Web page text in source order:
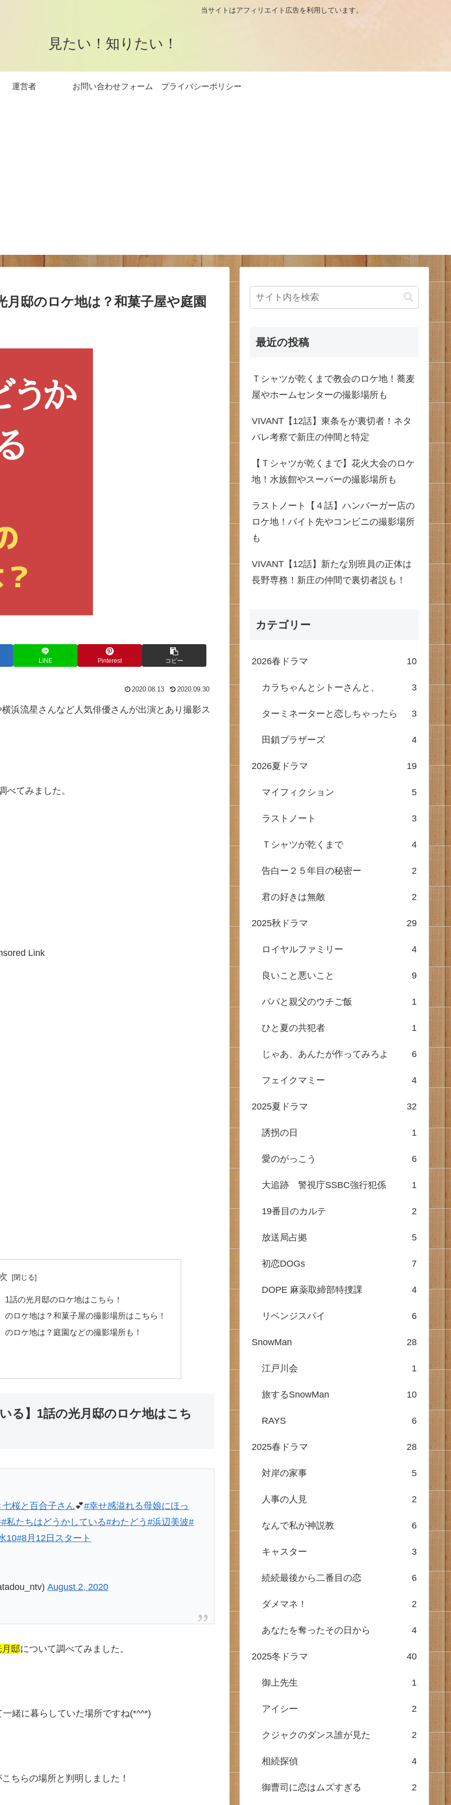
です。 当サイトはアフィリエイト広告を利用しています。
見たい！知りたい！
運営者 お問い合わせフォーム プライバシーポリシー
邸のロケ地は？和菓子屋や庭園
LINE Pinterest コピー
2020.08.13 2020.09.30
浜流星さんなど人気俳優さんが出演とあり撮影ス
べてみました。
Link
話の光月邸のロケ地はこちら！
ロケ地は？和菓子屋の撮影場所はこちら！
ロケ地は？庭園などの撮影場所も！
る】1話の光月邸のロケ地はこち
七桜と百合子さん💕#幸せ感溢れる母娘にほっ
#私たちはどうかしている#わたどう#浜辺美波#
10#8月12日スタート
August 2, 2020
邸について調べてみました。
緒に暮らしていた場所ですね(*^^*)
ちらの場所と判明しました！
最近の投稿
Ｔシャツが乾くまで教会のロケ地！蕎麦
屋やホームセンターの撮影場所も
VIVANT【12話】東条をが裏切者！ネタ
バレ考察で新庄の仲間と特定
【Ｔシャツが乾くまで】花火大会のロケ
地！水族館やスーパーの撮影場所も
ラストノート【４話】ハンバーガー店の
ロケ地！バイト先やコンビニの撮影場所
も
VIVANT【12話】新たな別班員の正体は
長野専務！新庄の仲間で裏切者説も！
カテゴリー
2026春ドラマ 10
カラちゃんとシトーさんと、 3
ターミネーターと恋しちゃったら 3
田鎖ブラザーズ 4
2026夏ドラマ 19
マイフィクション 5
ラストノート 3
Ｔシャツが乾くまで 4
告白ー２５年目の秘密ー 2
君の好きは無敵 2
2025秋ドラマ 29
ロイヤルファミリー 4
良いこと悪いこと 9
パパと親父のウチご飯 1
ひと夏の共犯者 1
じゃあ、あんたが作ってみろよ 6
フェイクマミー 4
2025夏ドラマ 32
誘拐の日 1
愛のがっこう 6
大追跡 警視庁SSBC強行犯係 1
19番目のカルテ 2
放送局占拠 5
初恋DOGs 7
DOPE 麻薬取締部特捜課 4
リベンジスパイ 6
SnowMan 28
江戸川会 1
旅するSnowMan 10
RAYS 6
2025春ドラマ 28
対岸の家事 5
人事の人見 2
なんで私が神説教 6
キャスター 3
続続最後から二番目の恋 6
ダメマネ！ 2
あなたを奪ったその日から 4
2025冬ドラマ 40
御上先生 1
アイシー 2
クジャクのダンス誰が見た 2
相続探偵 4
御曹司に恋はムズすぎる 2